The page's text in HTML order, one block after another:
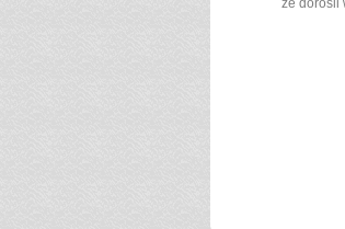
że dorośli